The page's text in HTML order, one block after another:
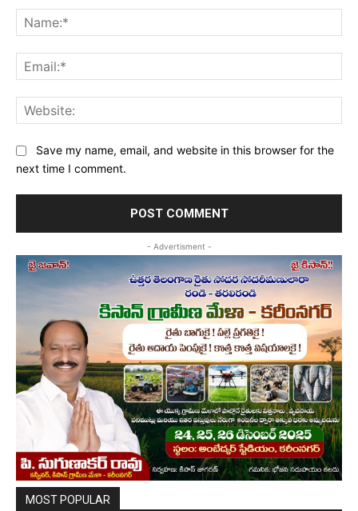
Save my name, email, and website in this browser for the
next time I comment.
- Advertisment -
MOST POPULAR